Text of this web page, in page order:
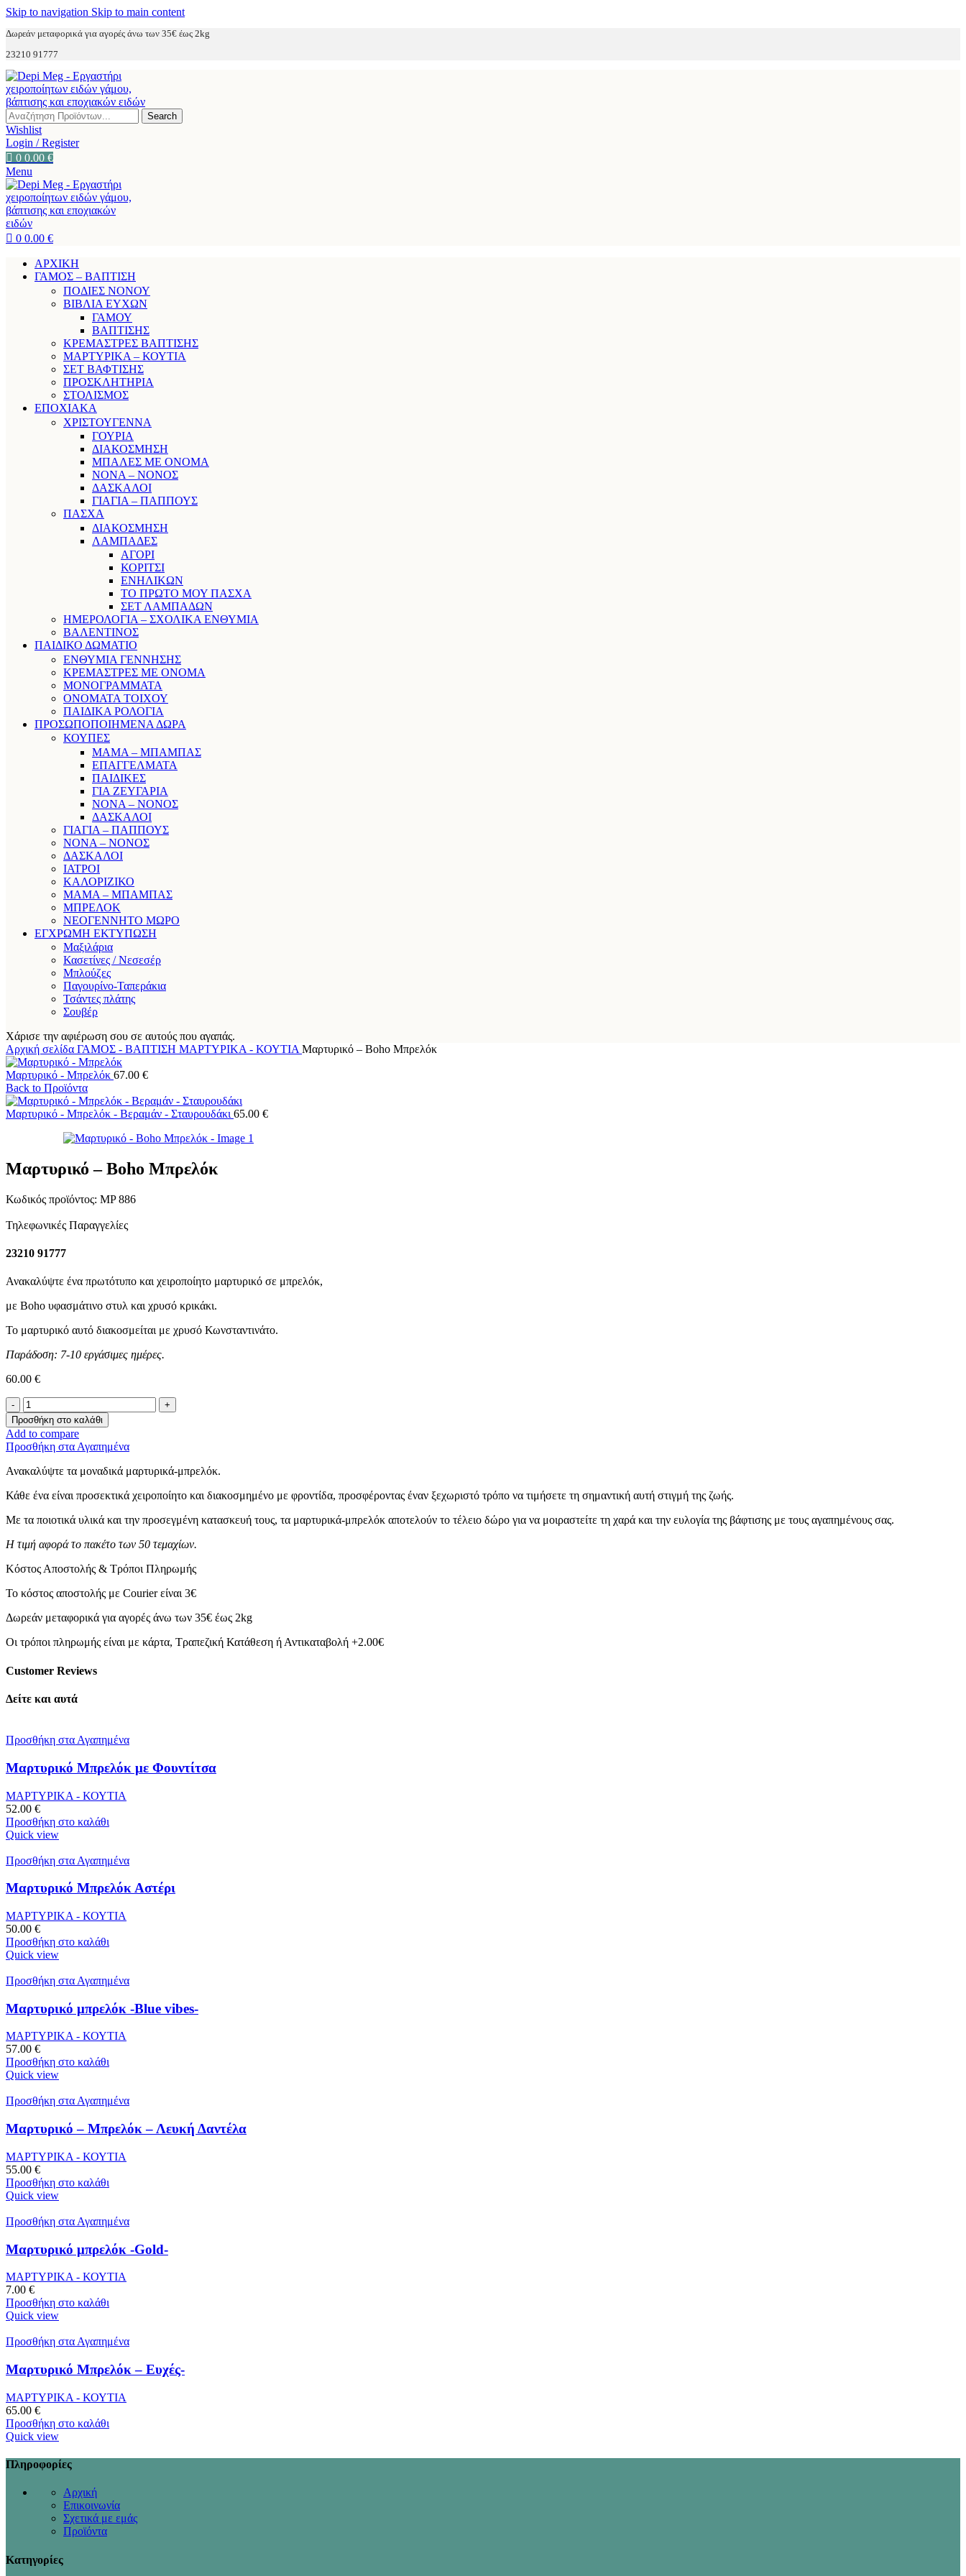
Skip to navigation Skip to main content
Δωρεάν μεταφορικά για αγορές άνω των 35€ έως 2kg
23210 91777
Search
Wishlist
Login / Register
0 0.00 €
Menu
0 0.00 €
ΑΡΧΙΚΗ
ΓΑΜΟΣ – ΒΑΠΤΙΣΗ
ΠΟΔΙΕΣ ΝΟΝΟΥ
ΒΙΒΛΙΑ ΕΥΧΩΝ
ΓΑΜΟΥ
ΒΑΠΤΙΣΗΣ
ΚΡΕΜΑΣΤΡΕΣ ΒΑΠΤΙΣΗΣ
ΜΑΡΤΥΡΙΚΑ – ΚΟΥΤΙΑ
ΣΕΤ ΒΑΦΤΙΣΗΣ
ΠΡΟΣΚΛΗΤΗΡΙΑ
ΣΤΟΛΙΣΜΟΣ
ΕΠΟΧΙΑΚΑ
ΧΡΙΣΤΟΥΓΕΝΝΑ
ΓΟΥΡΙΑ
ΔΙΑΚΟΣΜΗΣΗ
ΜΠΑΛΕΣ ΜΕ ΟΝΟΜΑ
ΝΟΝΑ – ΝΟΝΟΣ
ΔΑΣΚΑΛΟΙ
ΓΙΑΓΙΑ – ΠΑΠΠΟΥΣ
ΠΑΣΧΑ
ΔΙΑΚΟΣΜΗΣΗ
ΛΑΜΠΑΔΕΣ
ΑΓΟΡΙ
ΚΟΡΙΤΣΙ
ΕΝΗΛΙΚΩΝ
ΤΟ ΠΡΩΤΟ ΜΟΥ ΠΑΣΧΑ
ΣΕΤ ΛΑΜΠΑΔΩΝ
ΗΜΕΡΟΛΟΓΙΑ – ΣΧΟΛΙΚΑ ΕΝΘΥΜΙΑ
ΒΑΛΕΝΤΙΝΟΣ
ΠΑΙΔΙΚΟ ΔΩΜΑΤΙΟ
ΕΝΘΥΜΙΑ ΓΕΝΝΗΣΗΣ
ΚΡΕΜΑΣΤΡΕΣ ΜΕ ΟΝΟΜΑ
ΜΟΝΟΓΡΑΜΜΑΤΑ
ΟΝΟΜΑΤΑ ΤΟΙΧΟΥ
ΠΑΙΔΙΚΑ ΡΟΛΟΓΙΑ
ΠΡΟΣΩΠΟΠΟΙΗΜΕΝΑ ΔΩΡΑ
ΚΟΥΠΕΣ
ΜΑΜΑ – ΜΠΑΜΠΑΣ
ΕΠΑΓΓΕΛΜΑΤΑ
ΠΑΙΔΙΚΕΣ
ΓΙΑ ΖΕΥΓΑΡΙΑ
ΝΟΝΑ – ΝΟΝΟΣ
ΔΑΣΚΑΛΟΙ
ΓΙΑΓΙΑ – ΠΑΠΠΟΥΣ
ΝΟΝΑ – ΝΟΝΟΣ
ΔΑΣΚΑΛΟΙ
ΙΑΤΡΟΙ
ΚΑΛΟΡΙΖΙΚΟ
ΜΑΜΑ – ΜΠΑΜΠΑΣ
ΜΠΡΕΛΟΚ
ΝΕΟΓΕΝΝΗΤΟ ΜΩΡΟ
ΕΓΧΡΩΜΗ ΕΚΤΥΠΩΣΗ
Μαξιλάρια
Κασετίνες / Νεσεσέρ
Μπλούζες
Παγουρίνο-Ταπεράκια
Τσάντες πλάτης
Σουβέρ
Χάρισε την αφιέρωση σου σε αυτούς που αγαπάς.
Αρχική σελίδα ΓΑΜΟΣ - ΒΑΠΤΙΣΗ ΜΑΡΤΥΡΙΚΑ - ΚΟΥΤΙΑ Μαρτυρικό – Boho Μπρελόκ
Μαρτυρικό - Μπρελόκ 67.00 €
Back to Προϊόντα
Μαρτυρικό - Μπρελόκ - Βεραμάν - Σταυρουδάκι 65.00 €
Μαρτυρικό – Boho Μπρελόκ
Κωδικός προϊόντος: MP 886
Τηλεφωνικές Παραγγελίες
23210 91777
Ανακαλύψτε ένα πρωτότυπο και χειροποίητο μαρτυρικό σε μπρελόκ,
με Boho υφασμάτινο στυλ και χρυσό κρικάκι.
Το μαρτυρικό αυτό διακοσμείται με χρυσό Κωνσταντινάτο.
Παράδοση: 7-10 εργάσιμες ημέρες.
60.00 €
Μαρτυρικό
-
Boho
Μπρελόκ
ποσότητα
Προσθήκη στο καλάθι
Add to compare
Προσθήκη στα Αγαπημένα
Ανακαλύψτε τα μοναδικά μαρτυρικά-μπρελόκ.
Κάθε ένα είναι προσεκτικά χειροποίητο και διακοσμημένο με φροντίδα, προσφέροντας έναν ξεχωριστό τρόπο να τιμήσετε τη σημαντική αυτή στιγμή της ζωής.
Με τα ποιοτικά υλικά και την προσεγμένη κατασκευή τους, τα μαρτυρικά-μπρελόκ αποτελούν το τέλειο δώρο για να μοιραστείτε τη χαρά και την ευλογία της βάφτισης με τους αγαπημένους σας.
Η τιμή αφορά το πακέτο των 50 τεμαχίων.
Κόστος Αποστολής & Τρόποι Πληρωμής
Το κόστος αποστολής με Courier είναι 3€
Δωρεάν μεταφορικά για αγορές άνω των 35€ έως 2kg
Οι τρόποι πληρωμής είναι με κάρτα, Τραπεζική Κατάθεση ή Αντικαταβολή +2.00€
Customer Reviews
Δείτε και αυτά
Προσθήκη στα Αγαπημένα
Μαρτυρικό Μπρελόκ με Φουντίτσα
ΜΑΡΤΥΡΙΚΑ - ΚΟΥΤΙΑ
52.00 €
Προσθήκη στο καλάθι
Quick view
Προσθήκη στα Αγαπημένα
Μαρτυρικό Μπρελόκ Αστέρι
ΜΑΡΤΥΡΙΚΑ - ΚΟΥΤΙΑ
50.00 €
Προσθήκη στο καλάθι
Quick view
Προσθήκη στα Αγαπημένα
Μαρτυρικό μπρελόκ -Blue vibes-
ΜΑΡΤΥΡΙΚΑ - ΚΟΥΤΙΑ
57.00 €
Προσθήκη στο καλάθι
Quick view
Προσθήκη στα Αγαπημένα
Μαρτυρικό – Μπρελόκ – Λευκή Δαντέλα
ΜΑΡΤΥΡΙΚΑ - ΚΟΥΤΙΑ
55.00 €
Προσθήκη στο καλάθι
Quick view
Προσθήκη στα Αγαπημένα
Μαρτυρικό μπρελόκ -Gold-
ΜΑΡΤΥΡΙΚΑ - ΚΟΥΤΙΑ
7.00 €
Προσθήκη στο καλάθι
Quick view
Προσθήκη στα Αγαπημένα
Μαρτυρικό Μπρελόκ – Ευχές-
ΜΑΡΤΥΡΙΚΑ - ΚΟΥΤΙΑ
65.00 €
Προσθήκη στο καλάθι
Quick view
Πληροφορίες
Αρχική
Επικοινωνία
Σχετικά με εμάς
Προϊόντα
Κατηγορίες